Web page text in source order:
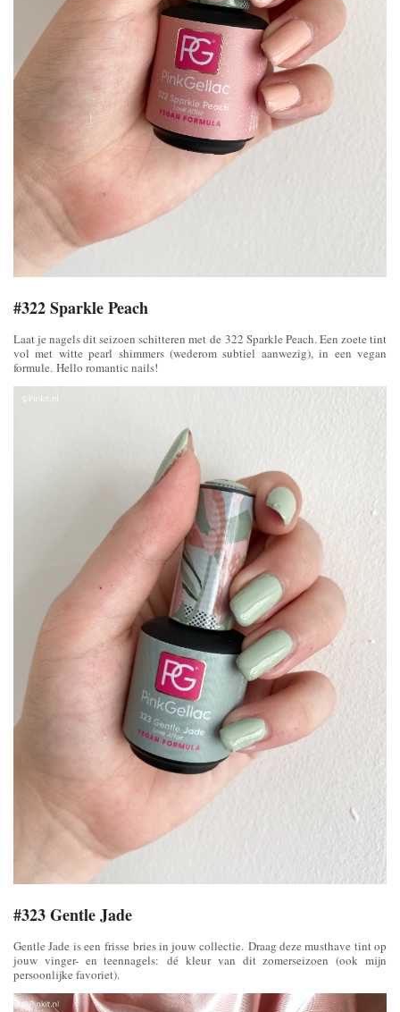
#322 Sparkle Peach
Laat je nagels dit seizoen schitteren met de 322 Sparkle Peach. Een zoete tint
vol met witte pearl shimmers (wederom subtiel aanwezig), in een vegan
formule. Hello romantic nails!
#323 Gentle Jade
Gentle Jade is een frisse bries in jouw collectie. Draag deze musthave tint op
jouw vinger- en teennagels: dé kleur van dit zomerseizoen (ook mijn
persoonlijke favoriet).